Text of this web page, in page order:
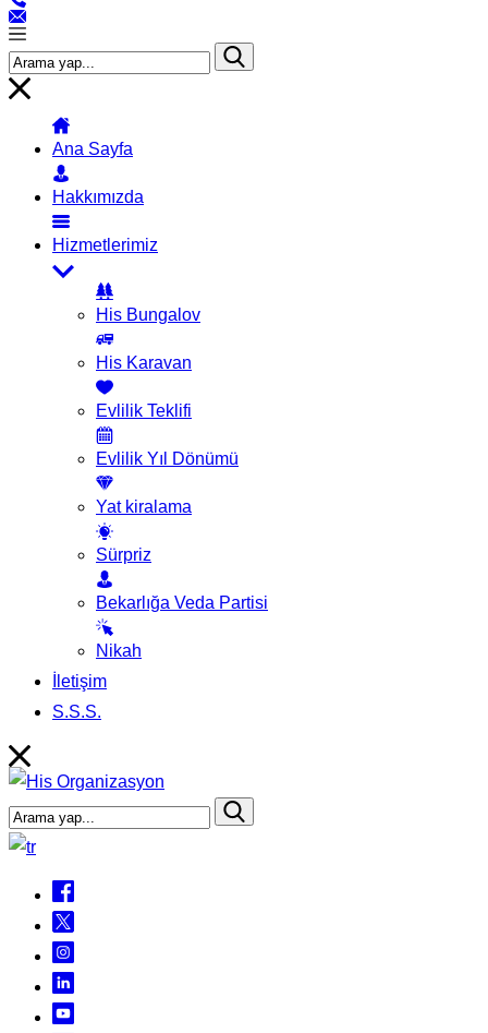
Ana Sayfa
Hakkımızda
Hizmetlerimiz
His Bungalov
His Karavan
Evlilik Teklifi
Evlilik Yıl Dönümü
Yat kiralama
Sürpriz
Bekarlığa Veda Partisi
Nikah
İletişim
S.S.S.